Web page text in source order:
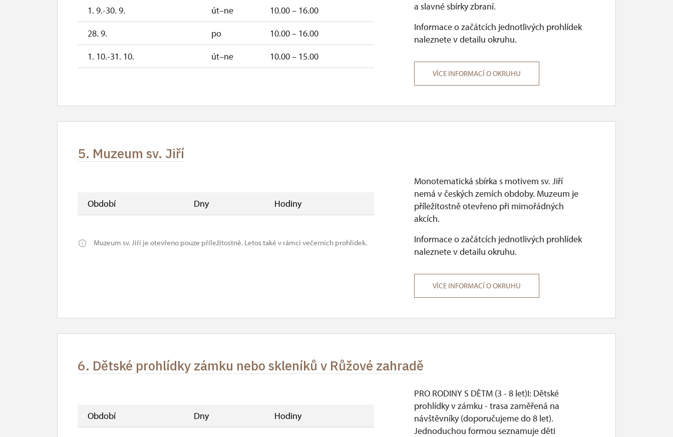
1. 9.-30. 9. út–ne
10.00 – 16.00
28. 9.
po
10.00 – 16.00
1. 10.-31. 10.
út–ne 10.00 – 15.00
a slavné sbírky zbraní.
Informace o začátcích jednotlivých prohlídek
naleznete v detailu okruhu.
VÍCE INFORMACÍ O OKRUHU
5. Muzeum sv. Jiří
Období Dny Hodiny
Muzeum sv. Jiří je otevřeno pouze příležitostně. Letos také v rámci večerních prohlídek.
Monotematická sbírka s motivem sv. Jiří
nemá v českých zemích obdoby. Muzeum je
příležitostně otevřeno při mimořádných
akcích.
Informace o začátcích jednotlivých prohlídek
naleznete v detailu okruhu.
VÍCE INFORMACÍ O OKRUHU
6. Dětské prohlídky zámku nebo skleníků v Růžové zahradě
Období Dny Hodiny
PRO RODINY S DĚTM (3 - 8 let)I: Dětské
prohlídky v zámku - trasa zaměřená na
návštěvníky (doporučujeme do 8 let).
Jednoduchou formou seznamuje děti